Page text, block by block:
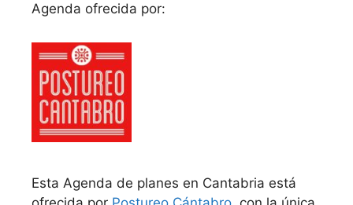
Agenda ofrecida por:
Esta Agenda de planes en Cantabria está